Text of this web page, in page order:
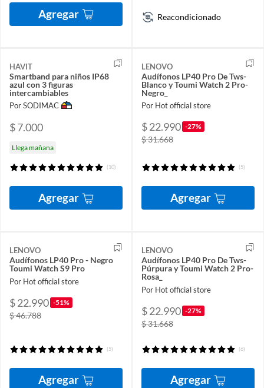
Agregar Reacondicionado
HAVIT
Smartband para niños IP68
azul con 3 figuras
intercambiables
Por SODIMAC
$ 7.000
Llega mañana
(10)
Agregar
LENOVO
Audífonos LP40 Pro De Tws-
Blanco y Toumi Watch 2 Pro-
Negro_
Por Hot official store
$ 22.990 -27%
$ 31.668
(5)
Agregar
LENOVO
Audífonos LP40 Pro - Negro
Toumi Watch S9 Pro
Por Hot official store
$ 22.990 -51%
$ 46.788
(5)
Agregar
LENOVO
Audífonos LP40 Pro De Tws-
Púrpura y Toumi Watch 2 Pro-
Rosa_
Por Hot official store
$ 22.990 -27%
$ 31.668
(6)
Agregar